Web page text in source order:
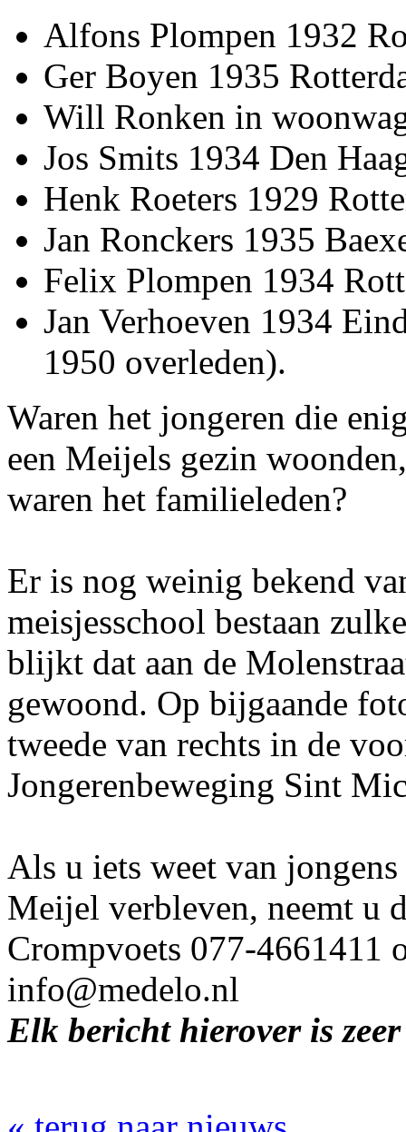
Alfons Plompen 1932
Ger Boyen 1935
Will Ronken in
Jos Smits 1934 Den
Henk Roeters 1929
Jan Ronckers 1935
Felix Plompen 1934
Jan Verhoeven 1934
1950 overleden).
Waren het jongeren die
een Meijels gezin
waren het familieleden?
Er is nog weinig bekend
meisjesschool bestaan
blijkt dat aan de
gewoond. Op bijgaande
tweede van rechts in de
Jongerenbeweging Sint
Als u iets weet van
Meijel verbleven, neemt u
Crompvoets 077-4661411
info@medelo.nl
Elk bericht hierover is